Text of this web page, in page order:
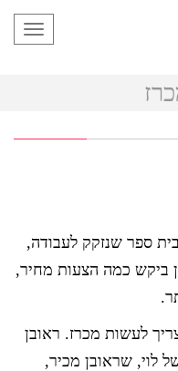
ספר שנזקק לעבודה,
ביקש כמה הצעות מחיר,
לעשות מכרז. ראובן
לוי, שראובן מכיר,